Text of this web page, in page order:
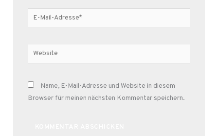
E-
Mail-
Website
Name, E-Mail-Adresse und Website in diesem
Browser für meinen nächsten Kommentar speichern.